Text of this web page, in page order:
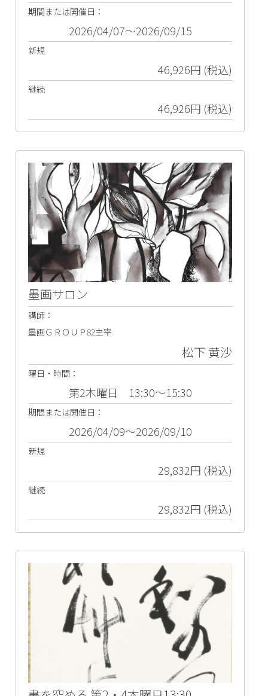
期間または開催日：
2026/04/07～2026/09/15
新規
46,926円 (税込)
継続
46,926円 (税込)
墨画サロン
講師：
墨画ＧＲＯＵＰ82主宰
松下 黄沙
曜日・時間：
第2木曜日 13:30～15:30
期間または開催日：
2026/04/09～2026/09/10
新規
29,832円 (税込)
継続
29,832円 (税込)